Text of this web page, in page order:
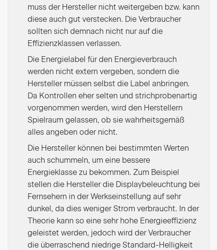
muss der Hersteller nicht weitergeben bzw. kann
diese auch gut verstecken. Die Verbraucher
sollten sich demnach nicht nur auf die
Effizienzklassen verlassen.
Die Energielabel für den Energieverbrauch
werden nicht extern vergeben, sondern die
Hersteller müssen selbst die Label anbringen.
Da Kontrollen eher selten und strichprobenartig
vorgenommen werden, wird den Herstellern
Spielraum gelassen, ob sie wahrheitsgemäß
alles angeben oder nicht.
Die Hersteller können bei bestimmten Werten
auch schummeln, um eine bessere
Energieklasse zu bekommen. Zum Beispiel
stellen die Hersteller die Displaybeleuchtung bei
Fernsehern in der Werkseinstellung auf sehr
dunkel, da dies weniger Strom verbraucht. In der
Theorie kann so eine sehr hohe Energieeffizienz
geleistet werden, jedoch wird der Verbraucher
die überraschend niedrige Standard-Helligkeit